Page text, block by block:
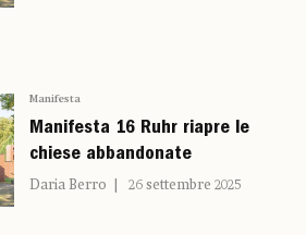
Manifesta
Manifesta 16 Ruhr riapre le
chiese abbandonate
Daria Berro 26 settembre 2025